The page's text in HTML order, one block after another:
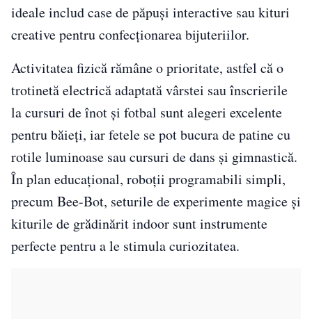
ideale includ case de păpuși interactive sau kituri
creative pentru confecționarea bijuteriilor.
Activitatea fizică rămâne o prioritate, astfel că o
trotinetă electrică adaptată vârstei sau înscrierile
la cursuri de înot și fotbal sunt alegeri excelente
pentru băieți, iar fetele se pot bucura de patine cu
rotile luminoase sau cursuri de dans și gimnastică.
În plan educațional, roboții programabili simpli,
precum Bee-Bot, seturile de experimente magice și
kiturile de grădinărit indoor sunt instrumente
perfecte pentru a le stimula curiozitatea.